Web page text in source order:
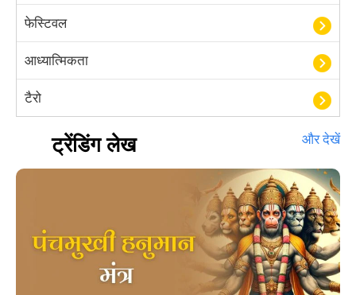
फेस्टिवल
आध्यात्मिकता
टैरो
हस्तरेखा शास्त्र
बॉलीवुड
खेल
ट्रेंडिंग लेख और देखें